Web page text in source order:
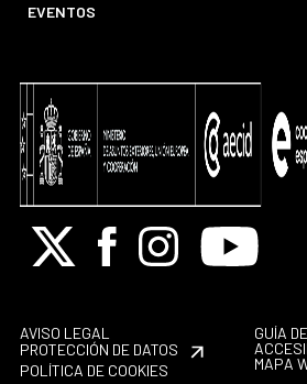
EVENTOS
X FacebookInstagramYoutube
AVISO LEGAL
PROTECCIÓN DE DATOS
POLÍTICA DE COOKIES
GUÍA
MAPA